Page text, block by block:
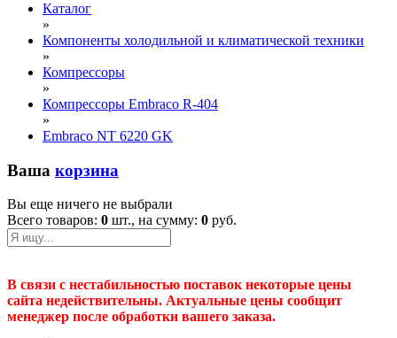
Каталог
»
Компоненты холодильной и климатической техники
»
Компрессоры
»
Компрессоры Embraco R-404
»
Embraco NT 6220 GK
Ваша корзина
Вы еще ничего не выбрали
Всего товаров: 0 шт., на сумму: 0 руб.
В связи с нестабильностью поставок некоторые цены
сайта недействительны. Актуальные цены сообщит
менеджер после обработки вашего заказа.